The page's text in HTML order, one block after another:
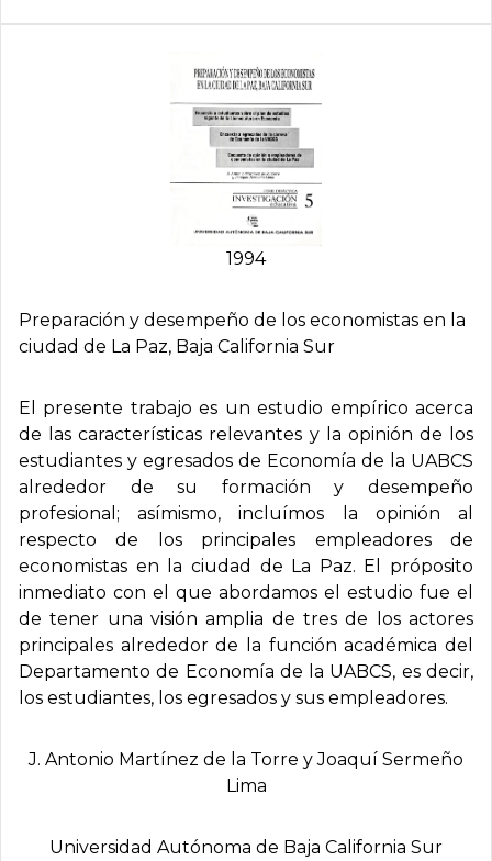
1994
Preparación y desempeño de los economistas en la
ciudad de La Paz, Baja California Sur
El presente trabajo es un estudio empírico acerca
de las características relevantes y la opinión de los
estudiantes y egresados de Economía de la UABCS
alrededor de su formación y desempeño
profesional; asímismo, incluímos la opinión al
respecto de los principales empleadores de
economistas en la ciudad de La Paz. El próposito
inmediato con el que abordamos el estudio fue el
de tener una visión amplia de tres de los actores
principales alrededor de la función académica del
Departamento de Economía de la UABCS, es decir,
los estudiantes, los egresados y sus empleadores.
J. Antonio Martí­nez de la Torre y Joaquí­ Sermeño
Lima
Universidad Autónoma de Baja California Sur